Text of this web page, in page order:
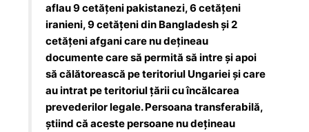
aflau 9 cetăţeni pakistanezi, 6 cetăţeni
iranieni, 9 cetăţeni din Bangladesh şi 2
cetăţeni afgani care nu deţineau
documente care să permită să intre şi apoi
să călătorească pe teritoriul Ungariei şi care
au intrat pe teritoriul ţării cu încălcarea
prevederilor legale. Persoana transferabilă,
ştiind că aceste persoane nu deţineau